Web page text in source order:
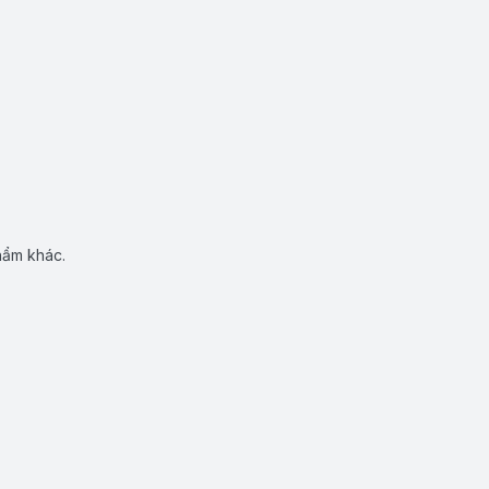
khác.